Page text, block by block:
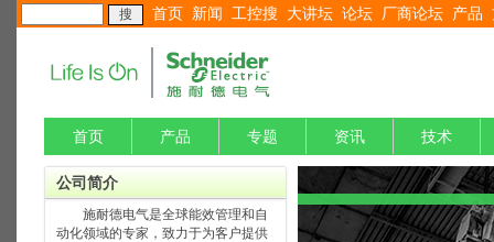
首页 新闻 工控搜 大讲坛 论坛 厂商论坛 产品
首页 产品 专题 资讯 技术
公司简介
施耐德电气是全球能效管理和自
动化领域的专家，致力于为客户提供